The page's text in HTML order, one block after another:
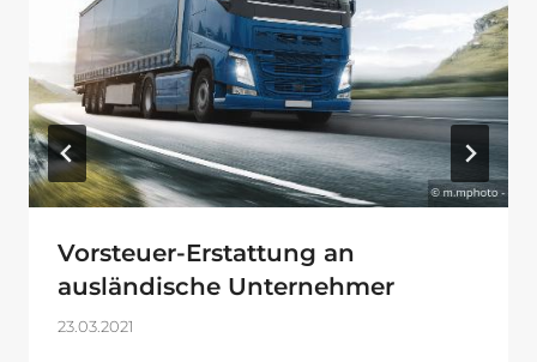
Vorsteuer-Erstattung an
ausländische Unternehmer
23.03.2021